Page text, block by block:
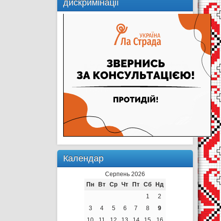
Календар
Серпень 2026
Пн Вт Ср Чт Пт Сб Нд
1
2
3
4 5 6 7 8
9